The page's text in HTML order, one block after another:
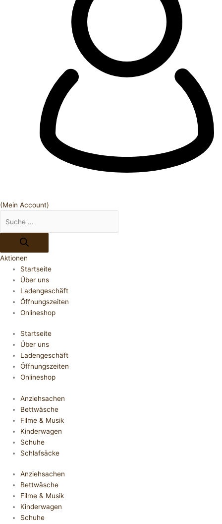
(Mein Account)
Aktionen
Startseite
Über uns
Ladengeschäft
Öffnungszeiten
Onlineshop
Startseite
Über uns
Ladengeschäft
Öffnungszeiten
Onlineshop
Anziehsachen
Bettwäsche
Filme & Musik
Kinderwagen
Schuhe
Schlafsäcke
Anziehsachen
Bettwäsche
Filme & Musik
Kinderwagen
Schuhe